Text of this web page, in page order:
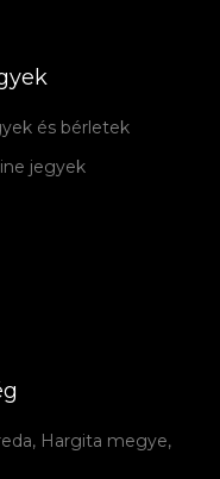
és bérletek
jegyek
Hargita megye,